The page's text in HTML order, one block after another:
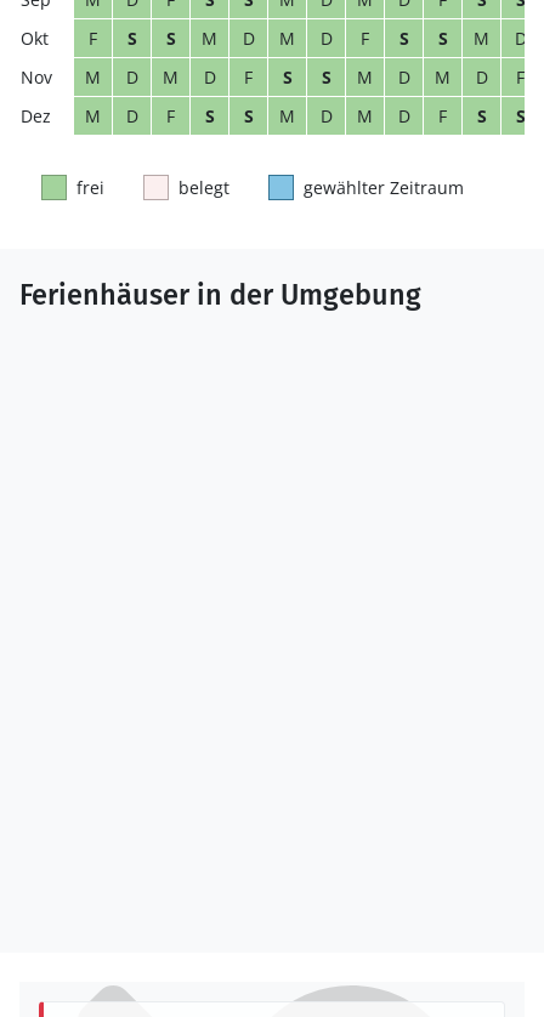
F
S S M D M D F S S M
D
M
D M D F S S M D M D
F
M
D F S S M D M D F S S
frei belegt gewählter Zeitraum
Ferienhäuser in der Umgebung